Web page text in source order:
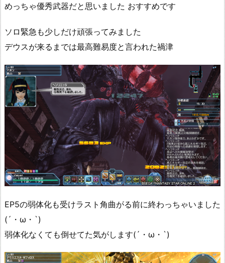
めっちゃ優秀武器だと思いました おすすめです
ソロ緊急も少しだけ頑張ってみました
デウスが来るまでは最高難易度と言われた禍津
EP5の弱体化も受けラスト角曲がる前に終わっちゃいました
(´・ω・`)
弱体化なくても倒せてた気がします(´・ω・`)